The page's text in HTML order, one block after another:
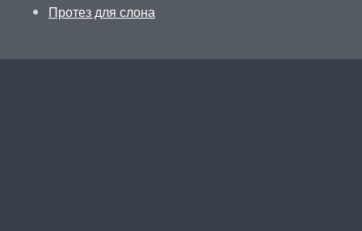
Протез для слона